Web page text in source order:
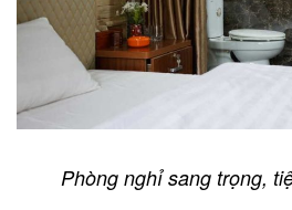
Phòng nghỉ sang trọng,